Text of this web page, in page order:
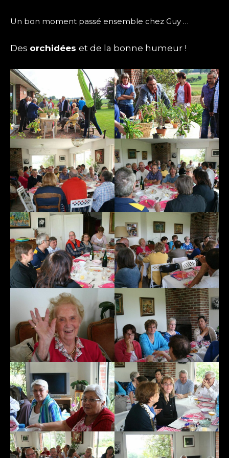
Un bon moment passé ensemble chez Guy …
Des orchidées et de la bonne humeur !